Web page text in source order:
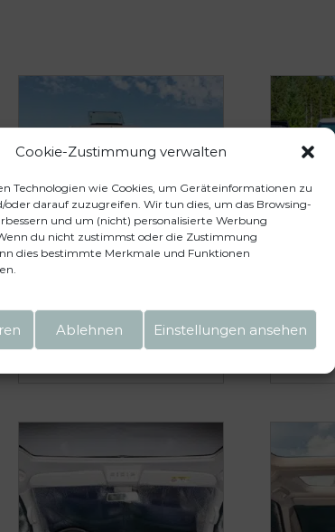
Cookie-Zustimmung verwalten
Technologien wie Cookies, um Geräteinformationen zu
oder darauf zuzugreifen. Wir tun dies, um das Browsing-
und um (nicht) personalisierte Werbung
du nicht zustimmst oder die Zustimmung
dies bestimmte Merkmale und Funktionen
Ablehnen Einstellungen ansehen